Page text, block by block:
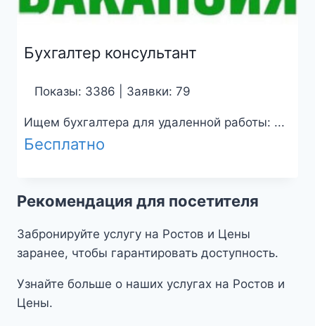
Бухгалтер консультант
Показы: 3386 | Заявки: 79
Ищем бухгалтера для удаленной работы: ...
Бесплатно
Рекомендация для посетителя
Забронируйте услугу на Ростов и Цены
заранее, чтобы гарантировать доступность.
Узнайте больше о наших услугах на Ростов и
Цены.